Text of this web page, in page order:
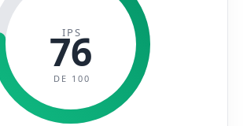
IPS
76
DE 100